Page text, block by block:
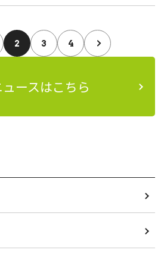
2 3 4
ュースはこちら